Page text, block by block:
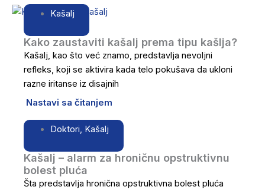
Kašalj
Kako zaustaviti kašalj prema tipu kašlja?
Kašalj, kao što već znamo, predstavlja nevoljni
refleks, koji se aktivira kada telo pokušava da ukloni
razne iritanse iz disajnih
Nastavi sa čitanjem
Doktori, Kašalj
Kašalj – alarm za hroničnu opstruktivnu
bolest pluća
Šta predstavlja hronična opstruktivna bolest pluća